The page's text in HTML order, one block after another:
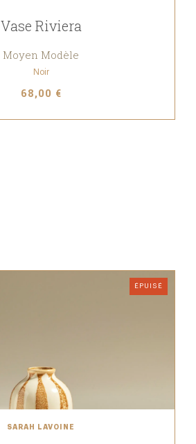
Vase Riviera
Moyen Modèle
Noir
68,00 €
ÉPUISÉ
SARAH LAVOINE